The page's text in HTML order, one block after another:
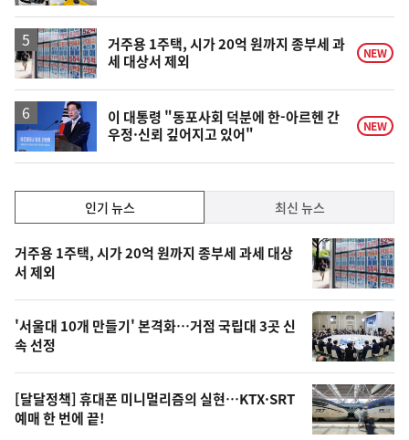
거주용 1주택, 시가 20억 원까지 종부세 과
세 대상서 제외
NEW
이 대통령 "동포사회 덕분에 한-아르헨 간
우정·신뢰 깊어지고 있어"
NEW
기,
최
신,
오
늘
의
영
상
인기 뉴스 최신 뉴스
기
뉴
스
거주용 1주택, 시가 20억 원까지 종부세 과세 대상
서 제외
'서울대 10개 만들기' 본격화…거점 국립대 3곳 신
속 선정
[달달정책] 휴대폰 미니멀리즘의 실현…KTX·SRT
예매 한 번에 끝!